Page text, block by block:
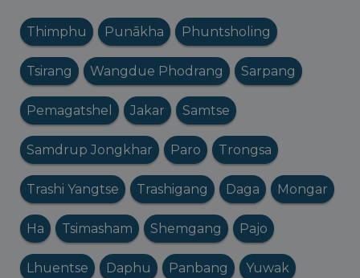
Thimphu Punākha Phuntsholing
Tsirang Wangdue Phodrang Sarpang
Pemagatshel Jakar Samtse
Samdrup Jongkhar Paro Trongsa
Trashi Yangtse Trashigang Daga Mongar
Ha Tsimasham Shemgang Pajo
Lhuentse Daphu Panbang Yuwak